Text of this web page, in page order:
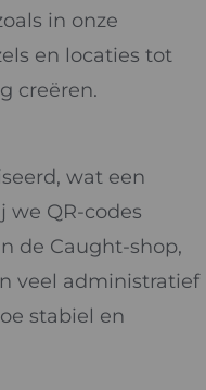
in onze
en locaties tot
creëren.
wat een
we QR-codes
de Caught-shop,
veel administratief
stabiel en